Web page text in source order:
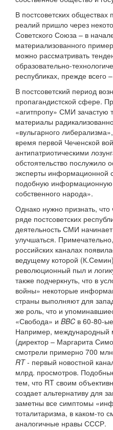
В постсоветских
реалий пришло через
Советского Союза – в
материализованного
можно рассматривать
образовательно-
республиках, прежде всего
В постсоветский период
пропагандистской сфере.
«агитпропу» СМИ зачастую
материалы
«вульгарного
время первой Чеченской
антипатриотическими
обстоятельство послужило
эксперты информационной
подобную информационную
собственного народа».
Однако нужно признать,
ряде постсоветских
деятельность СМИ
улучшаться.
российских каналах
ведущему которой
революционный пыл и
также подчеркнуть, что в
войны» некоторые
страны выполняют для
же роль, что и
«Свобода» и BBC в 60-80-
Например, международный
(директор – Маргарита
смотрели примерно 700
RT- первый новостной
млрд. просмотров.
тем, что RT своим
создает альтернативу для
заметны все симптомы
тоталитаризма, в каком-то
аналогичные нравы СССР.